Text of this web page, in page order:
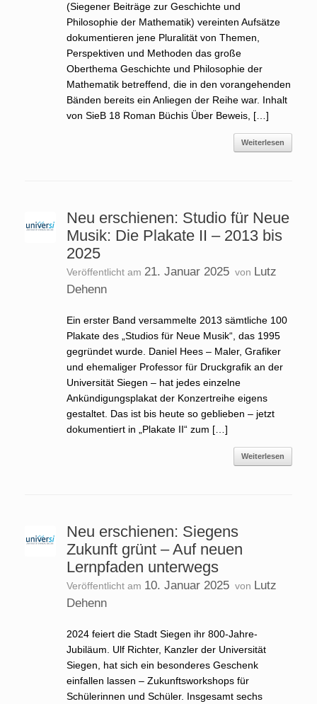
(Siegener Beiträge zur Geschichte und
Philosophie der Mathematik) vereinten Aufsätze
dokumentieren jene Pluralität von Themen,
Perspektiven und Methoden das große
Oberthema Geschichte und Philosophie der
Mathematik betreffend, die in den vorangehenden
Bänden bereits ein Anliegen der Reihe war. Inhalt
von SieB 18 Roman Büchis Über Beweis, […]
Weiterlesen
Neu erschienen: Studio für Neue
Musik: Die Plakate II – 2013 bis
2025
Veröffentlicht am 21. Januar 2025 von Lutz
Dehenn
Ein erster Band versammelte 2013 sämtliche 100
Plakate des „Studios für Neue Musik“, das 1995
gegründet wurde. Daniel Hees – Maler, Grafiker
und ehemaliger Professor für Druckgrafik an der
Universität Siegen – hat jedes einzelne
Ankündigungsplakat der Konzertreihe eigens
gestaltet. Das ist bis heute so geblieben – jetzt
dokumentiert in „Plakate II“ zum […]
Weiterlesen
Neu erschienen: Siegens
Zukunft grünt – Auf neuen
Lernpfaden unterwegs
Veröffentlicht am 10. Januar 2025 von Lutz
Dehenn
2024 feiert die Stadt Siegen ihr 800-Jahre-
Jubiläum. Ulf Richter, Kanzler der Universität
Siegen, hat sich ein besonderes Geschenk
einfallen lassen – Zukunftsworkshops für
Schülerinnen und Schüler. Insgesamt sechs